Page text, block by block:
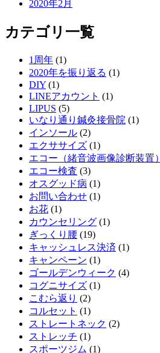
2020年2月
カテゴリ一覧
1周年 (1)
2020年を振り返る (1)
DIY (1)
LINEアカウント (1)
LIPUS (5)
いなり通り鍼灸接骨院 (1)
インソール (2)
エクササイズ (1)
エコー（緒音波画像診断装置）
エコー検査 (3)
オスグッド病 (1)
お問い合わせ (1)
お花 (1)
カウンセリング (1)
ぎっくり腰 (19)
キャッシュレス決済 (1)
キャンペーン (1)
ゴールデンウィーク (4)
コグニサイズ (1)
こむら返り (2)
コルセット (1)
ストレートネック (2)
ストレッチ (1)
スポーツジム (1)